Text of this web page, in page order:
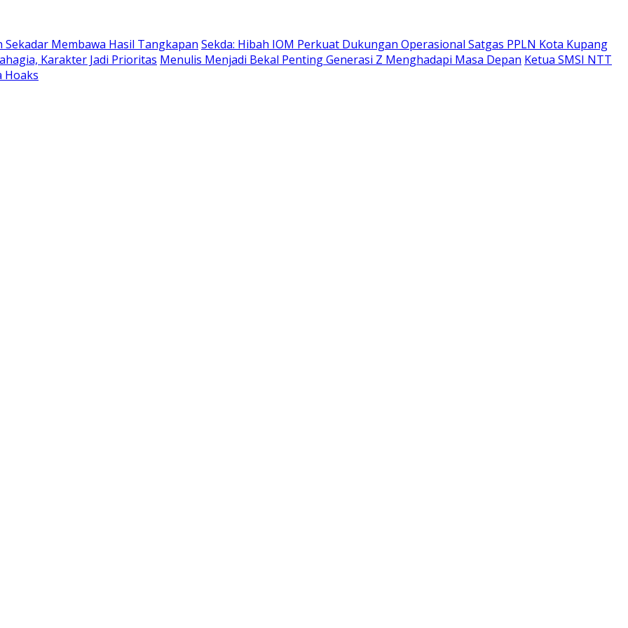
Membawa Hasil Tangkapan Sekda: Hibah IOM Perkuat Dukungan Operasional Satgas PPLN Kota Kupang
Karakter Jadi Prioritas Menulis Menjadi Bekal Penting Generasi Z Menghadapi Masa Depan Ketua SMSI NTT
Hoaks